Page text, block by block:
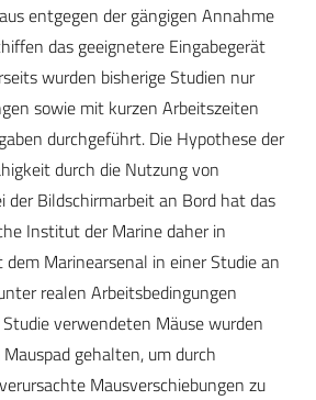
entgegen der gängigen Annahme
das geeignetere Eingabegerät
wurden bisherige Studien nur
sowie mit kurzen Arbeitszeiten
durchgeführt. Die Hypothese der
durch die Nutzung von
der Bildschirmarbeit an Bord hat das
Institut der Marine daher in
Marinearsenal in einer Studie an
realen Arbeitsbedingungen
verwendeten Mäuse wurden
gehalten, um durch
Mausverschiebungen zu